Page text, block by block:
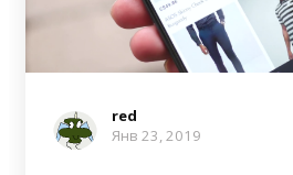
red
Янв 23, 2019